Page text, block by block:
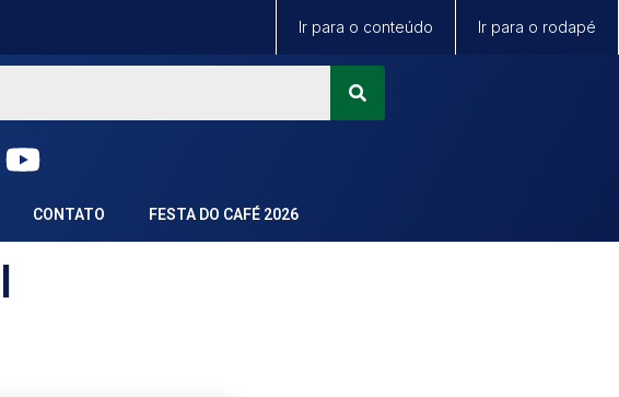
Ir para o conteúdo Ir para o rodapé
CONTATO FESTA DO CAFÉ 2026